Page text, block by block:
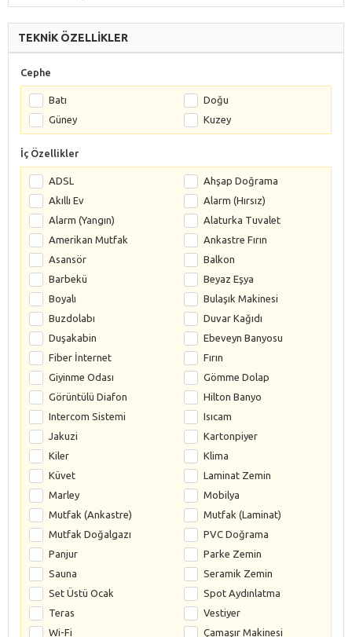
TEKNİK ÖZELLİKLER
Cephe
Batı
Doğu
Güney
Kuzey
İç Özellikler
ADSL
Ahşap Doğrama
Akıllı Ev
Alarm (Hırsız)
Alarm (Yangın)
Alaturka Tuvalet
Amerikan Mutfak
Ankastre Fırın
Asansör
Balkon
Barbekü
Beyaz Eşya
Boyalı
Bulaşık Makinesi
Buzdolabı
Duvar Kağıdı
Duşakabin
Ebeveyn Banyosu
Fiber İnternet
Fırın
Giyinme Odası
Gömme Dolap
Görüntülü Diafon
Hilton Banyo
Intercom Sistemi
Isıcam
Jakuzi
Kartonpiyer
Kiler
Klima
Küvet
Laminat Zemin
Marley
Mobilya
Mutfak (Ankastre)
Mutfak (Laminat)
Mutfak Doğalgazı
PVC Doğrama
Panjur
Parke Zemin
Sauna
Seramik Zemin
Set Üstü Ocak
Spot Aydınlatma
Teras
Vestiyer
Wi-Fi
Çamaşır Makinesi